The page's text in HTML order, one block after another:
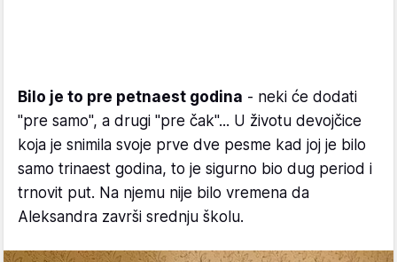
Bilo je to pre petnaest godina - neki će dodati
"pre samo", a drugi "pre čak"... U životu devojčice
koja je snimila svoje prve dve pesme kad joj je bilo
samo trinaest godina, to je sigurno bio dug period i
trnovit put. Na njemu nije bilo vremena da
Aleksandra završi srednju školu.